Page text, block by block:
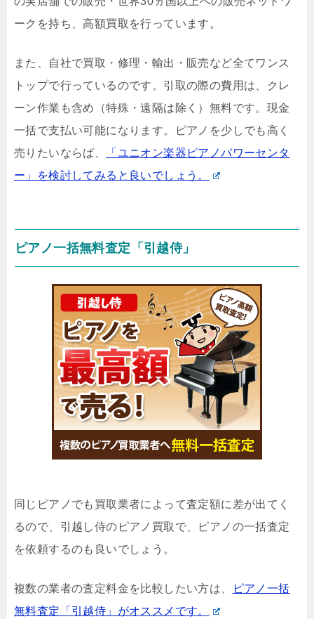
ークを持ち、高額買取を行っています。
また、自社で買取・修理・輸出・販売など全てワンス
トップで行っているのです。引取の際の費用は、クレ
ーン作業も含め（特殊・遠隔は除く）無料です。現金
一括で支払い可能になります。ピアノを少しでも高く
売りたいならば、
「ユニオン楽器ピアノパワーセンタ
ー」を検討してみると良いでしょう。
ピアノ一括無料査定「引越侍」
同じピアノでも買取業者によって査定額に差が出てく
るので、引越し侍のピアノ買取で、ピアノの一括査定
を依頼するのも良いでしょう。
複数の業者の査定料金を比較したい方は、
ピアノ一括
無料査定「引越侍」がオススメです。